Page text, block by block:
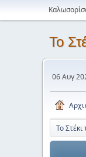
Το
06 Αυγ
Το